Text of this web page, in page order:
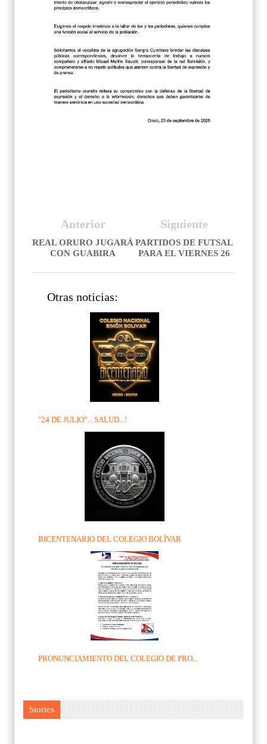
Siguiente
PARTIDOS DE FUTSAL
PARA EL VIERNES 26
Anterior
REAL ORURO JUGARÁ
CON GUABIRA
Otras noticias:
"24 DE JULIO"... SALUD...!
BICENTENARIO DEL COLEGIO BOLÍVAR
PRONUNCIAMIENTO DEL COLEGIO DE PRO...
Stories